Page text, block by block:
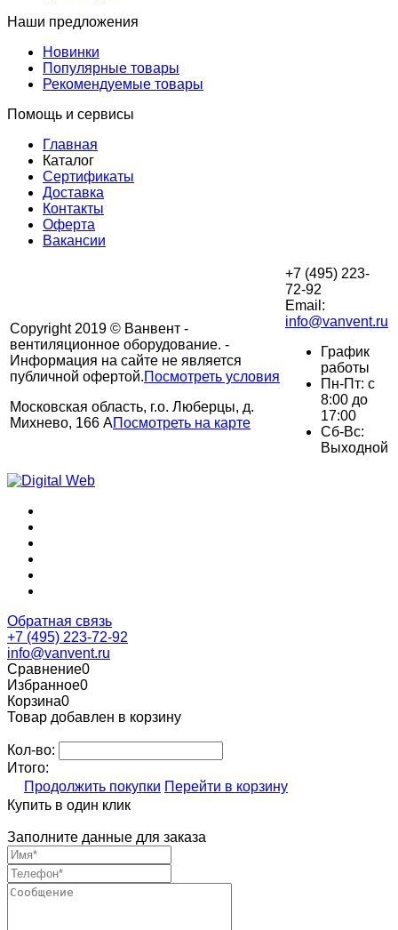
Наши предложения
Новинки
Популярные товары
Рекомендуемые товары
Помощь и сервисы
Главная
Каталог
Сертификаты
Доставка
Контакты
Оферта
Вакансии
Copyright 2019 © Ванвент -
вентиляционное оборудование. -
Информация на сайте не является
публичной офертой.Посмотреть условия
Московская область, г.о. Люберцы, д.
Михнево, 166 АПосмотреть на карте
+7 (495) 223-
72-92
Email:
info@vanvent.ru
График
работы
Пн-Пт: с
8:00 до
17:00
Сб-Вс:
Выходной
Обратная связь
+7 (495) 223-72-92
info@vanvent.ru
Сравнение0
Избранное0
Корзина0
Товар добавлен в корзину
Кол-во:
Итого:
Продолжить покупки Перейти в корзину
Купить в один клик
Заполните данные для заказа